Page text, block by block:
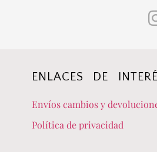
ENLACES DE
Envíos cambios y
Política de privacidad